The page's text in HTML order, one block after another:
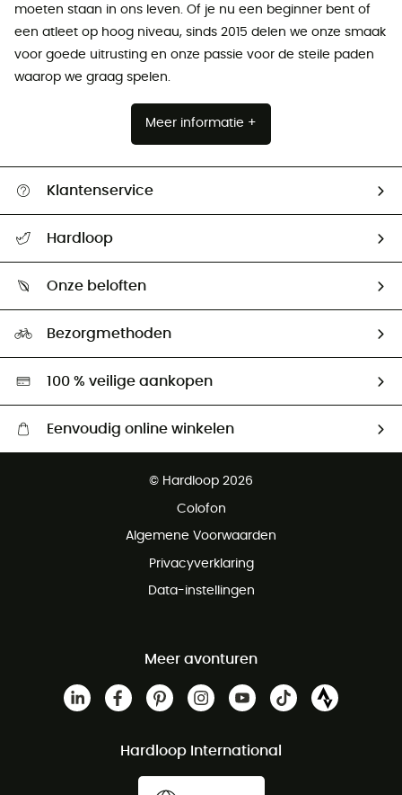
moeten staan ​​in ons leven. Of je nu een beginner bent of
een atleet op hoog niveau, sinds 2015 delen we onze smaak
voor goede uitrusting en onze passie voor de steile paden
waarop we graag spelen.
Meer informatie +
Klantenservice
Mijn zending volgen
Retourzendingen & Terugbetalingen
Hardloop
Ambassadeurs
Onze beloften
Hardgreen
Bezorgmethoden
100 % veilige aankopen
Eenvoudig online winkelen
Gratis retourneren binnen 100 dagen
© Hardloop 2026
Colofon
Algemene Voorwaarden
Privacyverklaring
Data-instellingen
Meer avonturen
Hardloop International